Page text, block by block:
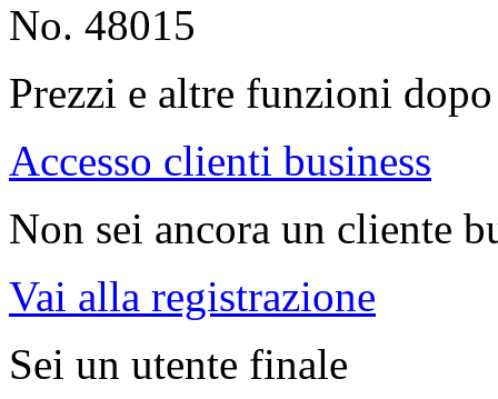
No. 48015
Prezzi e altre funzioni
Accesso clienti business
Non sei ancora un cliente
Vai alla registrazione
Sei un utente finale